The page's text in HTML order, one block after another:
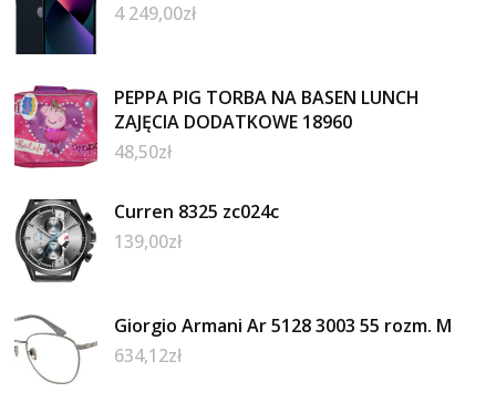
4 249,00zł
PEPPA PIG TORBA NA BASEN LUNCH
ZAJĘCIA DODATKOWE 18960
48,50zł
Curren 8325 zc024c
139,00zł
Giorgio Armani Ar 5128 3003 55 rozm. M
634,12zł